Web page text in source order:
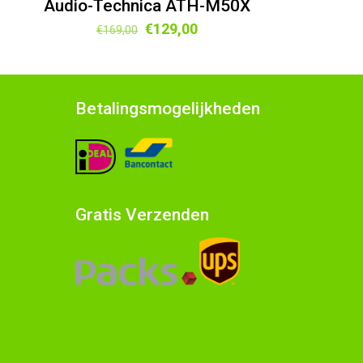
Audio-Technica ATH-M50X
€169,00 Oorspronkelijke
€129,00Huidige
Betalingsmogelijkheden
Gratis Verzenden